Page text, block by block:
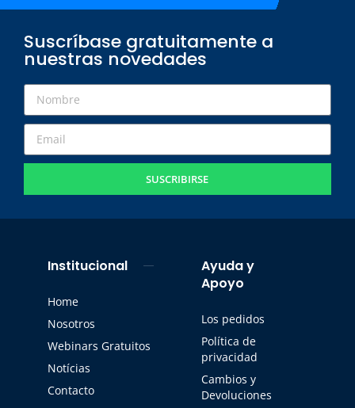
Suscríbase gratuitamente a
nuestras novedades
SUSCRIBIRSE
Institucional
Home
Nosotros
Webinars Gratuitos
Notícias
Contacto
Ayuda y
Apoyo
Los pedidos
Política de
privacidad
Cambios y
Devoluciones